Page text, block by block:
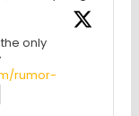
only
rumor-